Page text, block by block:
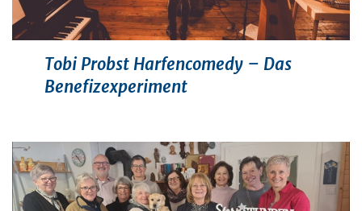
Tobi Probst Harfencomedy – Das
Benefizexperiment